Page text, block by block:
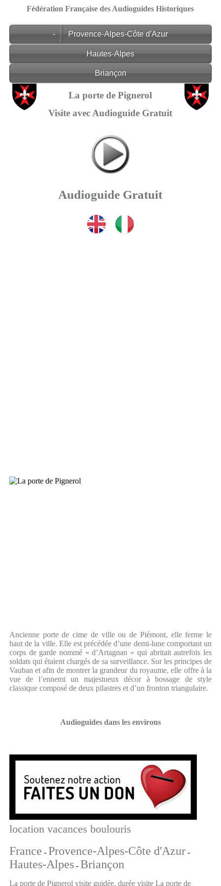
Fédération Française des Audioguides Historiques
- Provence-Alpes-Côte d'Azur
Hautes-Alpes
Briançon
La porte de Pignerol
Visite avec Audioguide Gratuit
Audioguide Gratuit
Ancienne porte de cime de ville ou de Piémont, elle ferme le
haut de la ville. Elle est précédée d’une demi-lune comportant un
corps de garde nommé « d’Artagnan » qui abritait autrefois les
soldats qui étaient chargés de sa surveillance. Sur les principes de
Vauban et afin de montrer la grandeur du royaume, elle offre à la
vue de l’ennemi un majestueux décor à bossage de style
classique composé de deux pilastres et d’un fronton triangulaire.
Audioguides dans les environs
location vacances boulouris
France - Provence-Alpes-Côte d'Azur-
Hautes-Alpes- Briançon
La porte de Pignerol visite guidée, durée visite La porte de